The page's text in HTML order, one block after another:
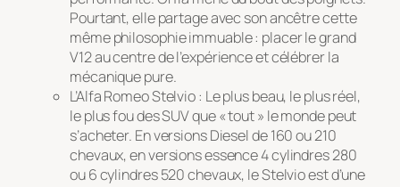
Pourtant, elle partage avec son ancêtre cette
même philosophie immuable : placer le grand
V12 au centre de l’expérience et célébrer la
mécanique pure.
L’Alfa Romeo Stelvio : Le plus beau, le plus réel,
le plus fou des SUV que « tout » le monde peut
s’acheter. En versions Diesel de 160 ou 210
chevaux, en versions essence 4 cylindres 280
ou 6 cylindres 520 chevaux, le Stelvio est d’une